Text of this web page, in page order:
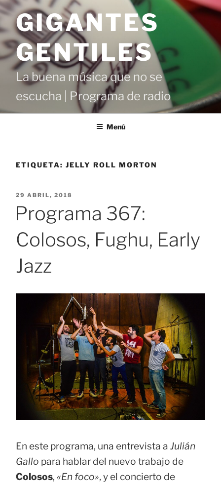
Saltar
contenido
GIGANTES
GENTILES
La buena música que no se
escucha | Programa de radio
Menú
ETIQUETA: JELLY ROLL MORTON
PUBLICADO
29 ABRIL, 2018
Programa 367:
Colosos, Fughu, Early
Jazz
En este programa, una entrevista a Julián
Gallo para hablar del nuevo trabajo de
Colosos, «En foco», y el concierto de